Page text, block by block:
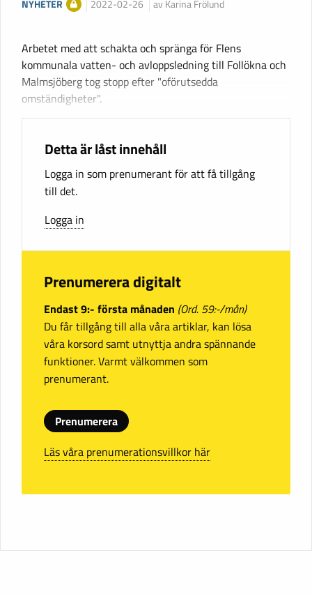
NYHETER 2022-02-26 av Karina Frölund
Arbetet med att schakta och spränga för Flens
kommunala vatten- och avloppsledning till Follökna och
Malmsjöberg tog stopp efter "oförutsedda
omständigheter".
Detta är låst innehåll
Logga in som prenumerant för att få tillgång
till det.
Logga in
Prenumerera digitalt
Endast 9:- första månaden (Ord. 59:-/mån)
Du får tillgång till alla våra artiklar, kan lösa
våra korsord samt utnyttja andra spännande
funktioner. Varmt välkommen som
prenumerant.
Prenumerera
Läs våra prenumerationsvillkor här